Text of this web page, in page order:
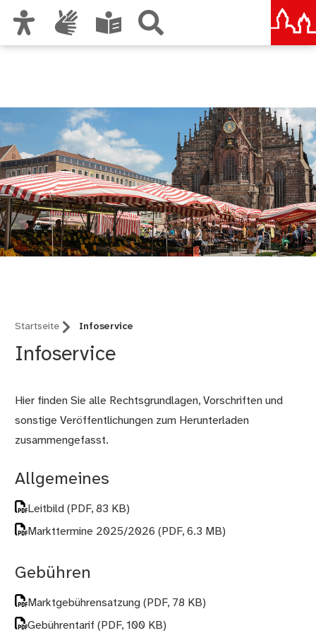
Startseite Infoservice
Infoservice
Hier finden Sie alle Rechtsgrundlagen, Vorschriften und
sonstige Veröffentlichungen zum Herunterladen
zusammengefasst.
Allgemeines
Leitbild(PDF, 83 KB)
Markttermine 2025/2026(PDF, 6.3 MB)
Gebühren
Marktgebührensatzung(PDF, 78 KB)
Gebührentarif(PDF, 100 KB)